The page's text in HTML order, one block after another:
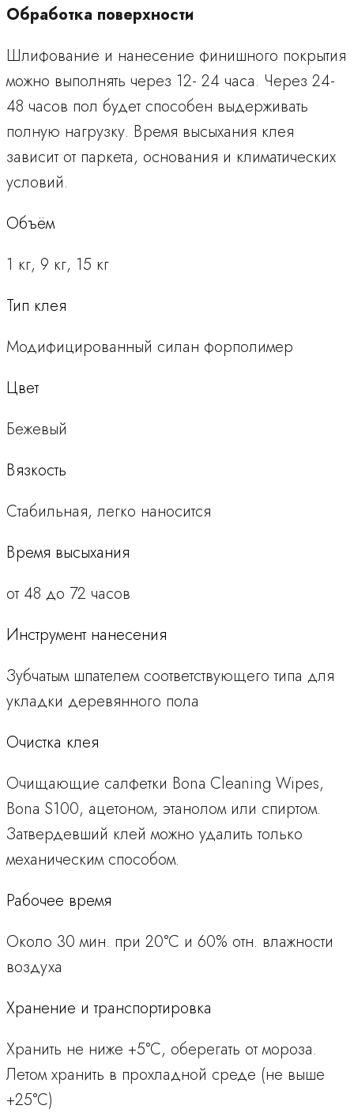
Обработка поверхности
Шлифование и нанесение финишного покрытия
можно выполнять через 12- 24 часа. Через 24-
48 часов пол будет способен выдерживать
полную нагрузку. Время высыхания клея
зависит от паркета, основания и климатических
условий.
Объём
1 кг, 9 кг, 15 кг
Тип клея
Модифицированный силан форполимер
Цвет
Бежевый
Вязкость
Стабильная, легко наносится
Время высыхания
от 48 до 72 часов
Инструмент нанесения
Зубчатым шпателем соответствующего типа для
укладки деревянного пола
Очистка клея
Очищающие салфетки Bona Cleaning Wipes,
Bona S100, ацетоном, этанолом или спиртом.
Затвердевший клей можно удалить только
механическим способом.
Рабочее время
Около 30 мин. при 20°C и 60% отн. влажности
воздуха
Хранение и транспортировка
Хранить не ниже +5°C, оберегать от мороза.
Летом хранить в прохладной среде (не выше
+25°C)